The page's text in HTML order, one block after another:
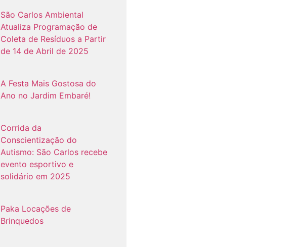
São Carlos Ambiental
Atualiza Programação de
Coleta de Resíduos a Partir
de 14 de Abril de 2025
A Festa Mais Gostosa do
Ano no Jardim Embaré!
Corrida da
Conscientização do
Autismo: São Carlos recebe
evento esportivo e
solidário em 2025
Paka Locações de
Brinquedos